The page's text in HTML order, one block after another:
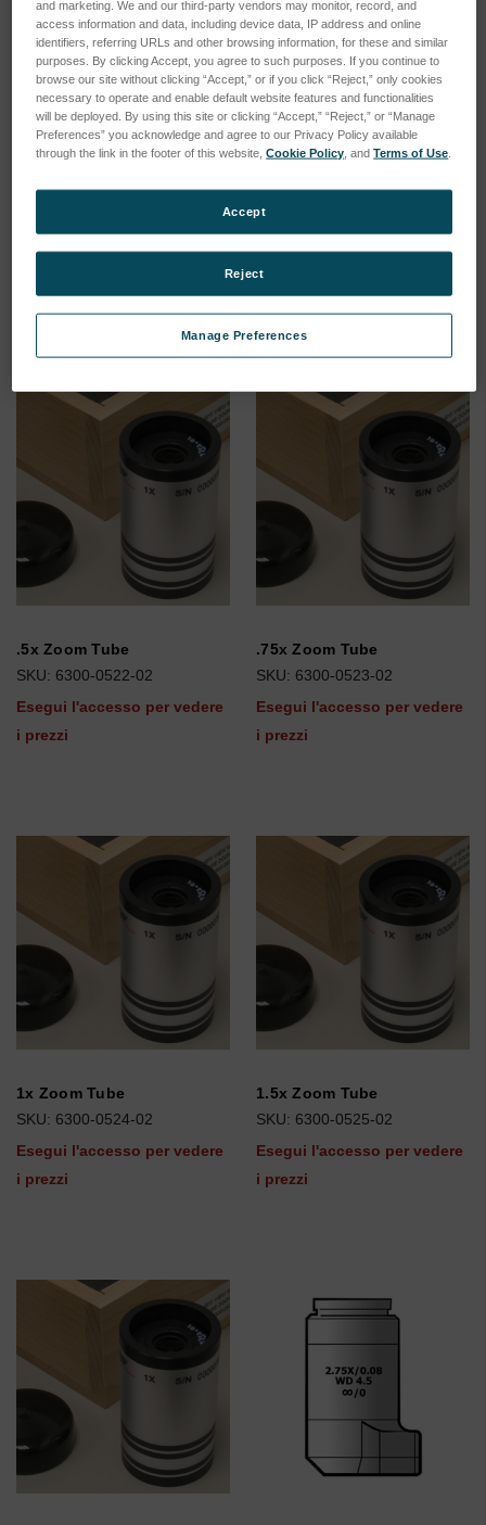
35 mm Riser Kit
176mm Riser kit, NewView
8000/9000
SKU: 6307-0114-01
.5x Zoom Tube
SKU: 6300-0522-02
Esegui l'accesso per vedere
i prezzi
.75x Zoom Tube
SKU: 6300-0523-02
Esegui l'accesso per vedere
i prezzi
1x Zoom Tube
SKU: 6300-0524-02
Esegui l'accesso per vedere
i prezzi
1.5x Zoom Tube
SKU: 6300-0525-02
Esegui l'accesso per vedere
i prezzi
and marketing. We and our third-party vendors may monitor, record, and
access information and data, including device data, IP address and online
identifiers, referring URLs and other browsing information, for these and similar
purposes. By clicking Accept, you agree to such purposes. If you continue to
browse our site without clicking “Accept,” or if you click “Reject,” only cookies
necessary to operate and enable default website features and functionalities
will be deployed. By using this site or clicking “Accept,” “Reject,” or “Manage
Preferences” you acknowledge and agree to our Privacy Policy available
through the link in the footer of this website,Cookie Policy , andTerms of Use
Manage Preferences
Reject
Accept